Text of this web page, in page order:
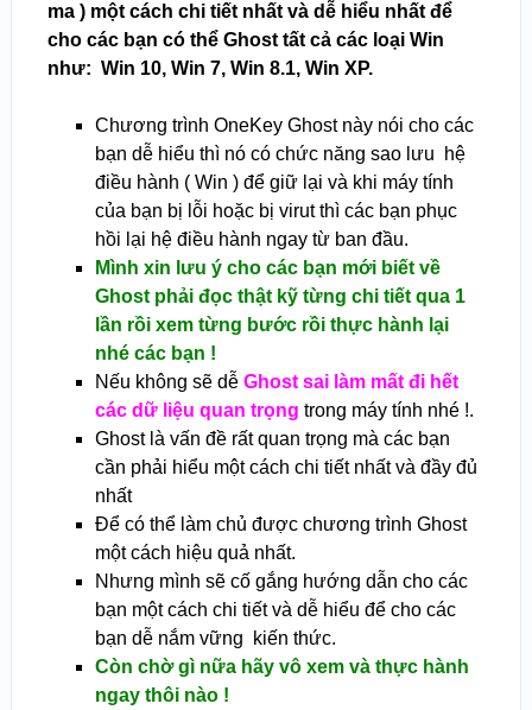
ma ) một cách chi tiết nhất và dễ hiểu nhất để
cho các bạn có thể Ghost tất cả các loại Win
như: Win 10, Win 7, Win 8.1, Win XP.
Chương trình OneKey Ghost này nói cho các
bạn dễ hiểu thì nó có chức năng sao lưu hệ
điều hành ( Win ) để giữ lại và khi máy tính
của bạn bị lỗi hoặc bị virut thì các bạn phục
hồi lại hệ điều hành ngay từ ban đầu.
Mình xin lưu ý cho các bạn mới biết về
Ghost phải đọc thật kỹ từng chi tiết qua 1
lần rồi xem từng bước rồi thực hành lại
nhé các bạn !
Nếu không sẽ dễ Ghost sai làm mất đi hết
các dữ liệu quan trọng trong máy tính nhé !.
Ghost là vấn đề rất quan trọng mà các bạn
cần phải hiểu một cách chi tiết nhất và đầy đủ
nhất
Để có thể làm chủ được chương trình Ghost
một cách hiệu quả nhất.
Nhưng mình sẽ cố gắng hướng dẫn cho các
bạn một cách chi tiết và dễ hiểu để cho các
bạn dễ nắm vững kiến thức.
Còn chờ gì nữa hãy vô xem và thực hành
ngay thôi nào !